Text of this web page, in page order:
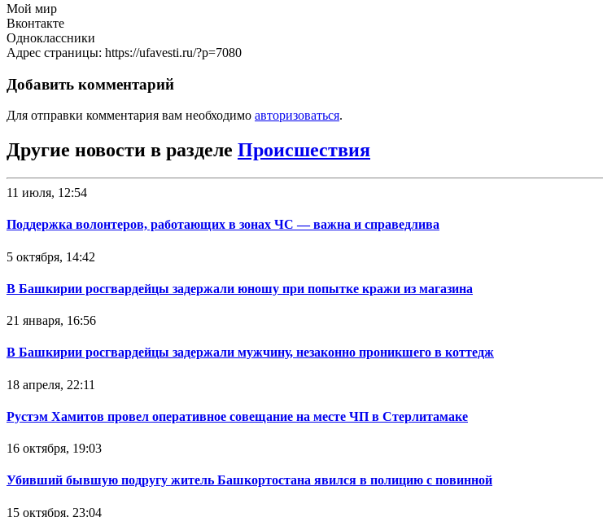
Мой мир
Вконтакте
Одноклассники
Адрес страницы: https://ufavesti.ru/?p=7080
Добавить комментарий
Для отправки комментария вам необходимо авторизоваться.
Другие новости в разделе Происшествия
11 июля, 12:54
Поддержка волонтеров, работающих в зонах ЧС — важна и справедлива
5 октября, 14:42
В Башкирии росгвардейцы задержали юношу при попытке кражи из магазина
21 января, 16:56
В Башкирии росгвардейцы задержали мужчину, незаконно проникшего в коттедж
18 апреля, 22:11
Рустэм Хамитов провел оперативное совещание на месте ЧП в Стерлитамаке
16 октября, 19:03
Убивший бывшую подругу житель Башкортостана явился в полицию с повинной
15 октября, 23:04